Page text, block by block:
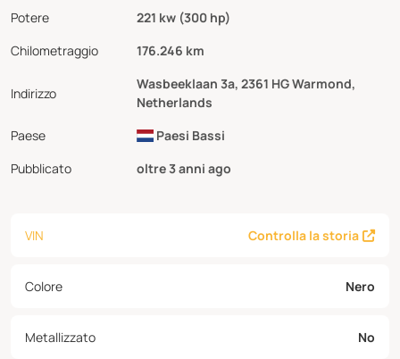
Potere
221 kw (300 hp)
Chilometraggio
176.246 km
Indirizzo
Wasbeeklaan 3a, 2361 HG Warmond,
Netherlands
Paese
Paesi Bassi
Pubblicato
oltre 3 anni ago
VIN Controlla la storia
Colore Nero
Metallizzato No